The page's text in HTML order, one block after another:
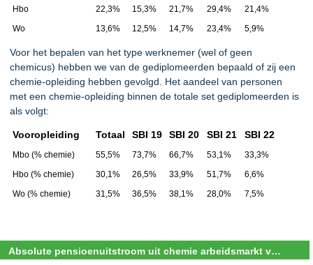
Hbo
22,3% 15,3% 21,7% 29,4%
21,4%
Wo
13,6% 12,5% 14,7% 23,4% 5,9%
Voor het bepalen van het type werknemer (wel of geen
chemicus) hebben we van de gediplomeerden bepaald of zij een
chemie-opleiding hebben gevolgd. Het aandeel van personen
met een chemie-opleiding binnen de totale set gediplomeerden is
als volgt:
Vooropleiding Totaal SBI 19 SBI 20 SBI 21 SBI 22
Mbo (% chemie) 55,5% 73,7% 66,7% 53,1%
33,3%
Hbo (% chemie)
30,1% 26,5% 33,9% 51,7%
6,6%
Wo (% chemie)
31,5% 36,5% 38,1% 28,0% 7,5%
Absolute pensioenuitstroom uit chemie arbeidsmarkt voor de periode 2020-2050 naar opleidingsniveau